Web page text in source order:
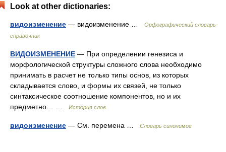
Look at other dictionaries:
видоизменение — видоизменение …
Орфографический словарь-
справочник
ВИДОИЗМЕНЕНИЕ — При определении генезиса и
морфологической структуры сложного слова необходимо
принимать в расчет не только типы основ, из которых
складывается слово, и формы их связей, не только
синтаксическое соотношение компонентов, но и их
предметно… …
История слов
видоизменение — См. перемена … Словарь синонимов